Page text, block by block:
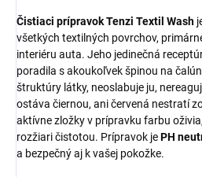
Čistiaci prípravok Tenzi Textil Wash
všetkých textilných povrchov,
interiéru auta. Jeho jedinečná
poradila s akoukoľvek špinou na
štruktúry látky, neoslabuje ju,
ostáva čiernou, ani červená nestratí
aktívne zložky v prípravku farbu
rozžiari čistotou. Prípravok jePH
a bezpečný aj k vašej pokožke.